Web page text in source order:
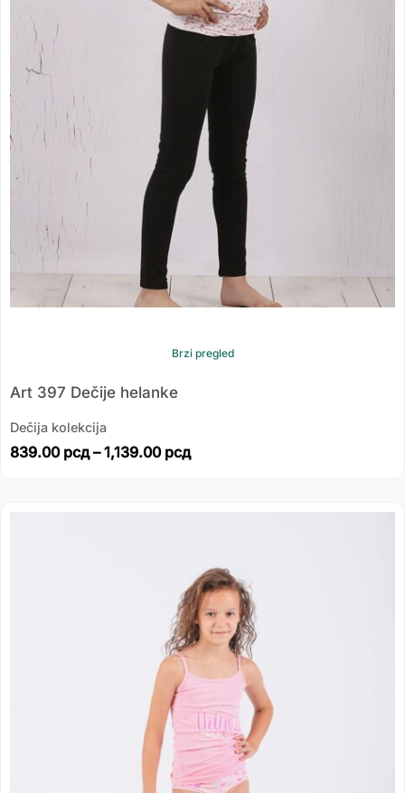
Brzi pregled
Art 397 Dečije helanke
Dečija kolekcija
839.00 рсд – 1,139.00 рсд
735.00 рсд
до
861.00 рсд